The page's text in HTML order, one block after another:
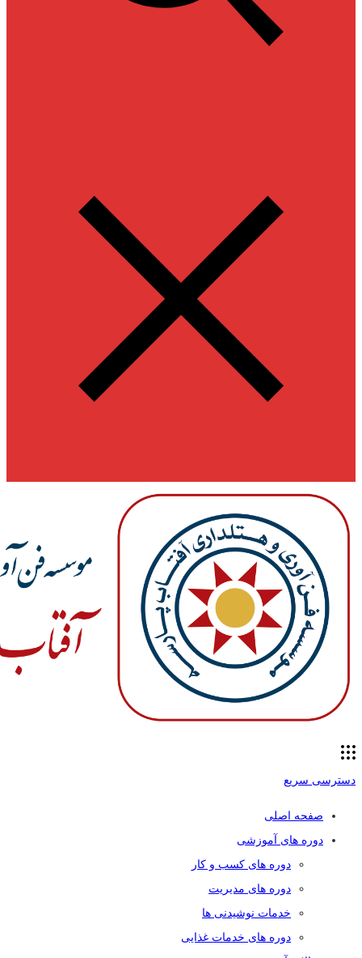
دسترسی سریع
صفحه اصلی
دوره های آموزشی
دوره های کسب و کار
دوره های مدیریت
خدمات نوشیدنی ها
دوره های خدمات غذایی